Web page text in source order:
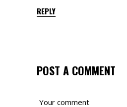
REPLY
POST A COMMENT